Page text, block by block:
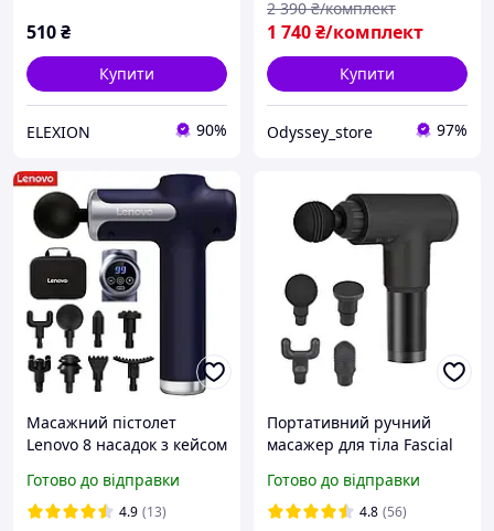
510₴
Купити
ELEXION 90%
1 740₴/комплект
2 390 ₴/комплект
Купити
Odyssey_store 97%
Масажний пістолет
Lenovo 8 насадок з кейсом
Готово до відправки
4.9 (13)
Портативний ручний
масажер для тіла Fascial
Готово до відправки
4.8 (56)